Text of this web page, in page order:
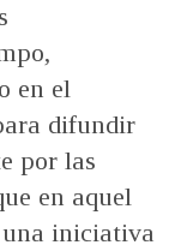
en el
difundir
por las
en aquel
iniciativa